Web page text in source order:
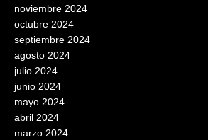
noviembre 2024
octubre 2024
septiembre 2024
agosto 2024
julio 2024
junio 2024
mayo 2024
abril 2024
marzo 2024